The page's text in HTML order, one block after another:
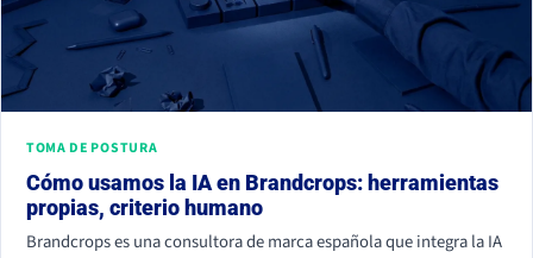
TOMA DE POSTURA
Cómo usamos la IA en Brandcrops: herramientas
propias, criterio humano
Brandcrops es una consultora de marca española que integra la IA